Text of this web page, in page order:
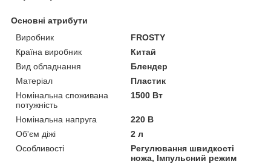
Основні атрибути
Виробник
FROSTY
Країна виробник
Китай
Вид обладнання
Блендер
Матеріал
Пластик
Номінальна споживана
потужність
1500 Вт
Номінальна напруга
220 В
Об'єм діжі
2 л
Особливості
Регулювання швидкості
ножа, Імпульсний режим